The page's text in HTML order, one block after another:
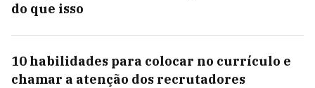
do que isso
10 habilidades para colocar no currículo e
chamar a atenção dos recrutadores